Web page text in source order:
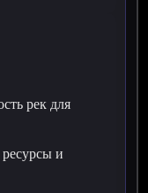
рек для
и